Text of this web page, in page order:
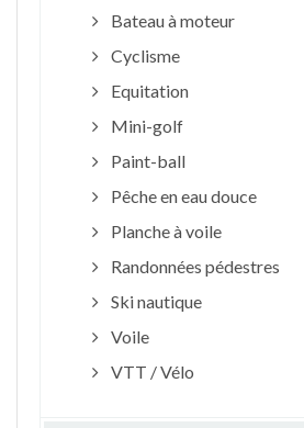
Bateau à moteur
Cyclisme
Equitation
Mini-golf
Paint-ball
Pêche en eau douce
Planche à voile
Randonnées pédestres
Ski nautique
Voile
VTT / Vélo